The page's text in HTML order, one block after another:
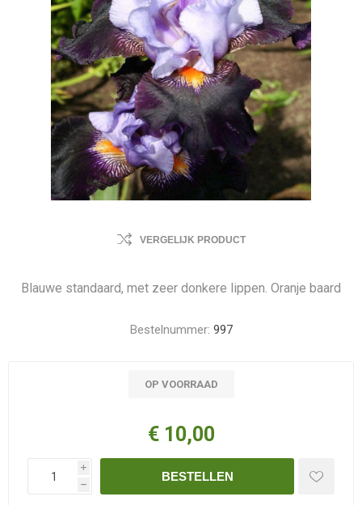
VERGELIJK PRODUCT
Blauwe standaard, met zeer donkere lippen. Oranje baard
Bestelnummer: 997
OP VOORRAAD
€ 10,00
i
h
BESTELLEN